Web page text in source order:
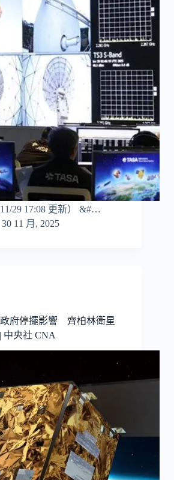
11/29 17:08 更新） &#…
30 11 月, 2025
府停擺影響 齊柏林衛星
中央社 CNA